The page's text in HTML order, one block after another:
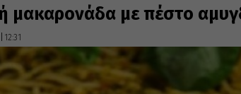
μακαρονάδα με πέστο
12:31